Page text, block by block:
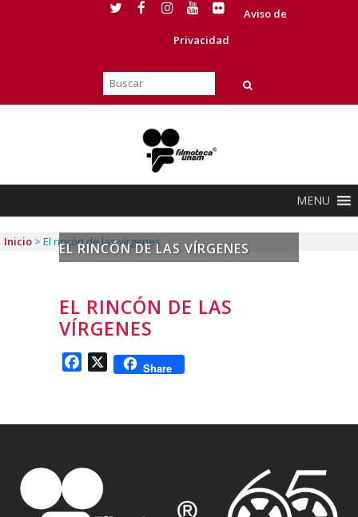
Aviso de
Privacidad
MENU
EL RINCÓN DE LAS VÍRGENES
Inicio > El rincón de las vírgenes
EL RINCÓN DE LAS
VÍRGENES
Facebook
X Share